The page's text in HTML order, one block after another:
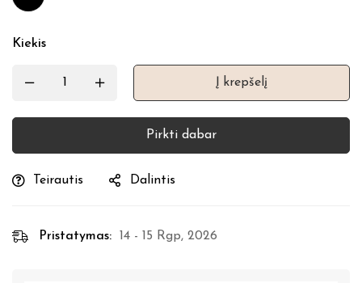
Kiekis
Į krepšelį
Pirkti dabar
Teirautis Dalintis
Pristatymas: 14 - 15 Rgp, 2026